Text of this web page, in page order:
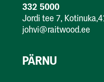
332 5000
Jordi tee 7,
johvi@raitwood.ee
PÄRNU